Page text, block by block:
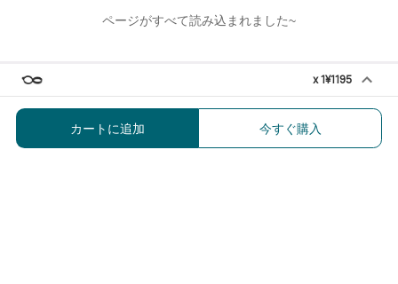
4/Warrior X 3用
x1¥1195
カートに追加 今すぐ購入
ページがすべて読み込まれました~